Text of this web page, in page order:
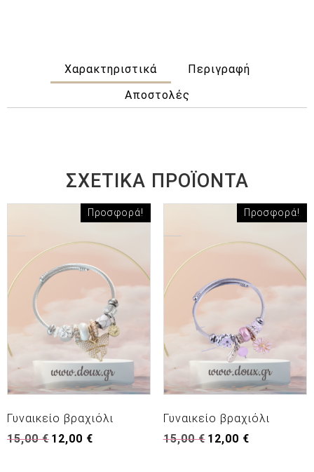
Χαρακτηριστικά
Περιγραφή
Αποστολές
ΣΧΕΤΙΚΆ ΠΡΟΪΌΝΤΑ
Προσφορά!
Γυναικείο βραχιόλι
15,00€ Original
12,00 €
Προσφορά!
Γυναικείο βραχιόλι
15,00€ Original
12,00 €Η